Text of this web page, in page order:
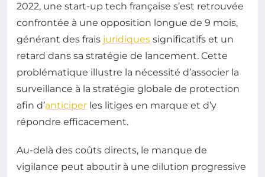
2022, une start-up tech française s’est retrouvée
confrontée à une opposition longue de 9 mois,
générant des frais juridiques significatifs et un
retard dans sa stratégie de lancement. Cette
problématique illustre la nécessité d’associer la
surveillance à la stratégie globale de protection
afin d’anticiper les litiges en marque et d’y
répondre efficacement.
Au-delà des coûts directs, le manque de
vigilance peut aboutir à une dilution progressive